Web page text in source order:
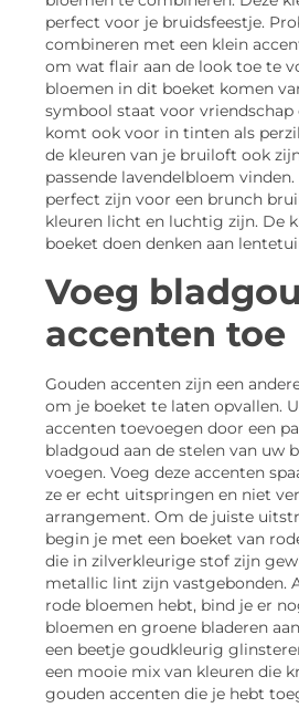
perfect voor je bruidsfeestje.
combineren met een klein
om wat flair aan de look toe te
bloemen in dit boeket komen
symbool staat voor vriendschap
komt ook voor in tinten als
de kleuren van je bruiloft ook
passende lavendelbloem
perfect zijn voor een brunch
kleuren licht en luchtig zijn. De
boeket doen denken aan
Voeg
accenten toe
Gouden accenten zijn een
om je boeket te laten opvallen.
accenten toevoegen door een
bladgoud aan de stelen van uw
voegen. Voeg deze accenten
ze er echt uitspringen en niet
arrangement. Om de juiste
begin je met een boeket van
die in zilverkleurige stof zijn
metallic lint zijn vastgebonden.
rode bloemen hebt, bind je er
bloemen en groene bladeren
een beetje goudkleurig
een mooie mix van kleuren die
gouden accenten die je hebt